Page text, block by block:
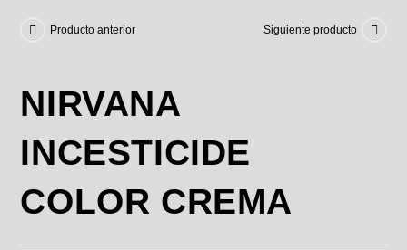
Producto anterior Siguiente producto
NIRVANA
INCESTICIDE
COLOR CREMA